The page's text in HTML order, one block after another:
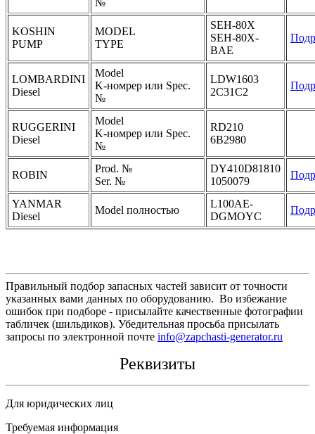
KOSHIN
PUMP
MODEL
TYPE
SEH-80X
SEH-80X-
BAE
LOMBARDINI
Diesel
Model
K-номрер или Spec.
№
LDW1603
2C31C2
RUGGERINI
Diesel
Model
K-номрер или Spec.
№
RD210
6B2980
ROBIN
Prod. №
Ser. №
DY410D81810
1050079
YANMAR
Diesel
Model полностью
L100AE-
DGMOYC
Правильный подбор запасных частей зависит от точности
указанных вами данных по оборудованию. Во избежание
ошибок при подборе - присылайте качественные фотографии
табличек (шильдиков). Убедительная просьба присылать
запросы по электронной почте info@zapchasti-generator.ru
Реквизиты
Для юридических лиц
Требуемая информация